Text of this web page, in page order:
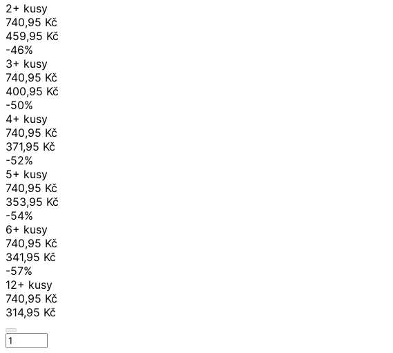
2+ kusy
740,95 Kč
459,95 Kč
-46%
3+ kusy
740,95 Kč
400,95 Kč
-50%
4+ kusy
740,95 Kč
371,95 Kč
-52%
5+ kusy
740,95 Kč
353,95 Kč
-54%
6+ kusy
740,95 Kč
341,95 Kč
-57%
12+ kusy
740,95 Kč
314,95 Kč